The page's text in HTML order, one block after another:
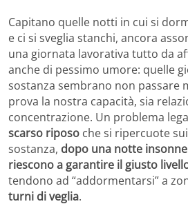
Capitano quelle notti in cui si
e ci si sveglia stanchi, ancora
una giornata lavorativa tutto da
anche di pessimo umore: quelle
sostanza sembrano non passare
prova la nostra capacità, sia
concentrazione. Un problema
scarso riposo che si ripercuote
sostanza, dopo una notte
riescono a garantire il giusto
tendono ad “addormentarsi” a
turni di veglia.